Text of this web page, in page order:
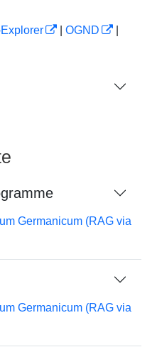
OGND
Germanicum (RAG via
Germanicum (RAG via